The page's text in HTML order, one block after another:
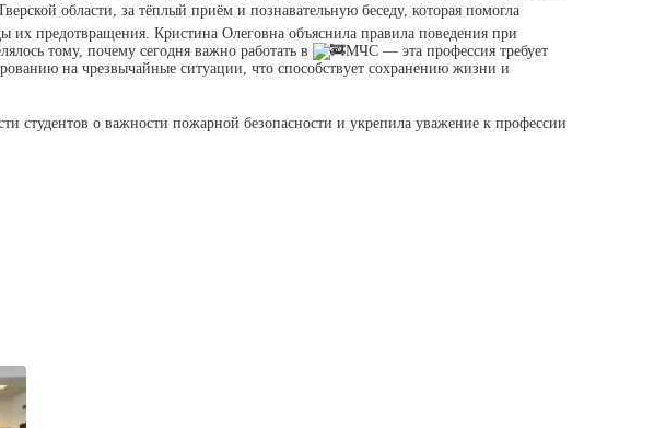
области, за тёплый приём и познавательную беседу, которая помогла
их предотвращения. Кристина Олеговна объяснила правила поведения при
тому, почему сегодня важно работать в
МЧС — эта профессия требует
на чрезвычайные ситуации, что способствует сохранению жизни и
студентов о важности пожарной безопасности и укрепила уважение к профессии